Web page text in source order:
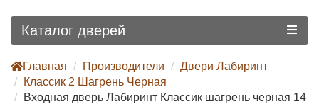
Каталог дверей
Главная Производители
Двери Лабиринт
Классик 2 Шагрень Черная
Входная дверь Лабиринт Классик шагрень черная 14